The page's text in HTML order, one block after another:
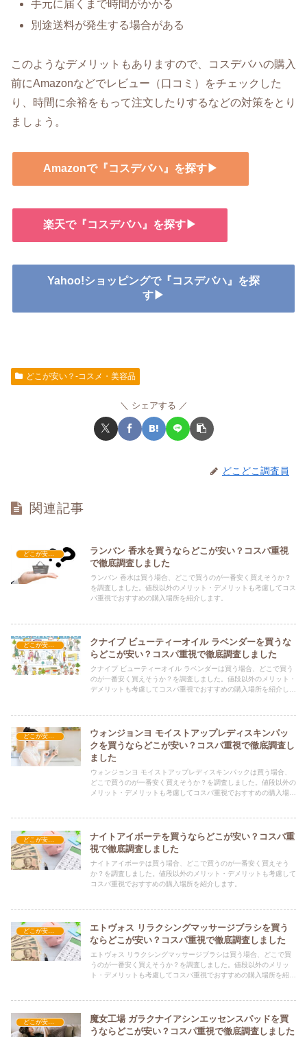
手元に届くまで時間がかかる
別途送料が発生する場合がある
このようなデメリットもありますので、コスデバハの購入
前にAmazonなどでレビュー（口コミ）をチェックした
り、時間に余裕をもって注文したりするなどの対策をとり
ましょう。
Amazonで『コスデバハ』を探す▶
楽天で『コスデバハ』を探す▶
Yahoo!ショッピングで『コスデバハ』を探
す▶
どこが安い？-コスメ・美容品
シェアする
どこどこ調査員
関連記事
どこが安い？-コスメ・美容品
ランバン 香水を買うならどこが安い？コスパ重視
で徹底調査しました
ランバン 香水は買う場合、どこで買うのが一番安く買えそうか？
を調査しました。値段以外のメリット・デメリットも考慮してコス
パ重視でおすすめの購入場所を紹介します。
どこが安い？-コスメ・美容品
クナイプ ビューティーオイル ラベンダーを買うな
らどこが安い？コスパ重視で徹底調査しました
クナイプ ビューティーオイル ラベンダーは買う場合、どこで買う
のが一番安く買えそうか？を調査しました。値段以外のメリット・
デメリットも考慮してコスパ重視でおすすめの購入場所を紹介しま
どこが安い？-コスメ・美容品
ウォンジョンヨ モイストアップレディスキンパッ
クを買うならどこが安い？コスパ重視で徹底調査し
ました
ウォンジョンヨ モイストアップレディスキンパックは買う場合、
どこで買うのが一番安く買えそうか？を調査しました。値段以外の
メリット・デメリットも考慮してコスパ重視でおすすめの購入場所
どこが安い？-コスメ・美容品
ナイトアイボーテを買うならどこが安い？コスパ重
視で徹底調査しました
ナイトアイボーテは買う場合、どこで買うのが一番安く買えそう
か？を調査しました。値段以外のメリット・デメリットも考慮して
コスパ重視でおすすめの購入場所を紹介します。
どこが安い？-コスメ・美容品
エトヴォス リラクシングマッサージブラシを買う
ならどこが安い？コスパ重視で徹底調査しました
エトヴォス リラクシングマッサージブラシは買う場合、どこで買
うのが一番安く買えそうか？を調査しました。値段以外のメリッ
ト・デメリットも考慮してコスパ重視でおすすめの購入場所を紹介
どこが安い？-コスメ・美容品
魔女工場 ガラクナイアシンエッセンスパッドを買
うならどこが安い？コスパ重視で徹底調査しました